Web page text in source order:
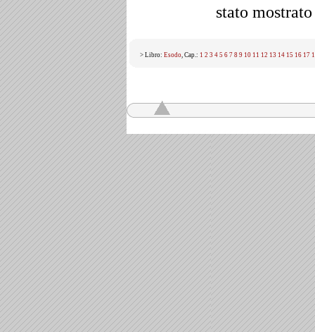
stato
> Libro: Esodo, Cap.: 1 2 3 4 5 6 7 8 9 10 11 12 13 14 15 16 17